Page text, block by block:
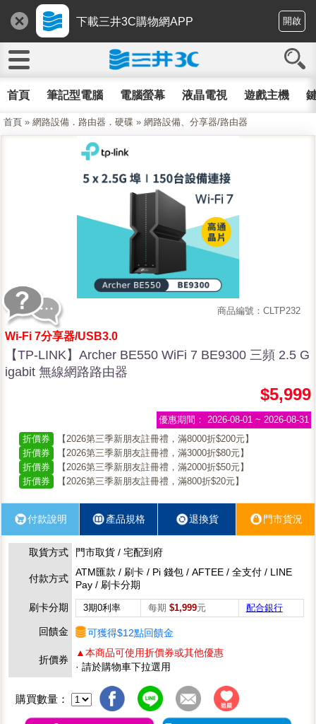
下載三井3C購物網APP 開啟
首頁 筆記型電腦 電腦螢幕 液晶電視 遊戲主機
首頁 » 網路設備．路由器．硬碟 » 網路設備、分享器/路由器
商品編號：CLTP232
Wi-Fi 7分享器/USB3.0
【TP-LINK】Archer BE550 WiFi 7 BE9300 三頻 2.5 G
igabit 無線網路路由器
$5,999
優惠期間： 2026-08-01 ~ 2026-08-31
折價券
【2026第三季新朋友註冊禮，滿8000折$200元】
折價券
【2026第三季新朋友註冊禮，滿3000折$80元】
折價券
【2026第三季新朋友註冊禮，滿2000折$50元】
折價券
【2026第三季新朋友註冊禮，滿800折$20元】
付款說明 產品規格 退換貨 門市貨況
取貨方式 門市取貨 / 宅配到府
付款方式
ATM匯款 / 刷卡 / Pi 錢包 / AFTEE / 全支付 / LINE
Pay / 刷卡分期
刷卡分期
3期0利率 每期 $1,999元 配合銀行
回饋金 可獲得$12點回饋金
折價券
▲本商品可使用折價券或其他優惠
· 請於購物車下拉選用
購買數量：